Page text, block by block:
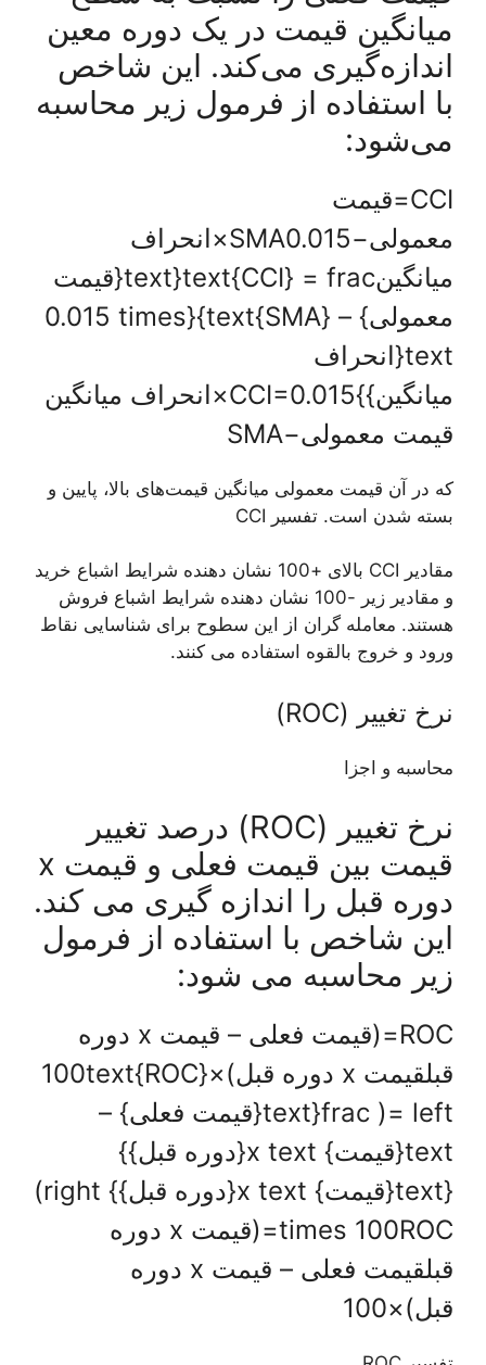
میانگین قیمت در یک دوره معین
اندازه‌گیری می‌کند. این شاخص
با استفاده از فرمول زیر محاسبه
می‌شود:
CCI=قیمت
معمولی−SMA0.015×انحراف
میانگینtext{CCI} = frac{text{قیمت
معمولی} – text{SMA}}{0.015 times
text{انحراف
میانگین}}CCI=0.015×انحراف میانگین
قیمت معمولی−SMA​
که در آن قیمت معمولی میانگین قیمت‌های بالا، پایین و
بسته شدن است. تفسیر CCI
مقادیر CCI بالای +100 نشان دهنده شرایط اشباع خرید
و مقادیر زیر -100 نشان دهنده شرایط اشباع فروش
هستند. معامله گران از این سطوح برای شناسایی نقاط
ورود و خروج بالقوه استفاده می کنند.
نرخ تغییر (ROC)
محاسبه و اجزا
نرخ تغییر (ROC) درصد تغییر
قیمت بین قیمت فعلی و قیمت x
دوره قبل را اندازه گیری می کند.
این شاخص با استفاده از فرمول
زیر محاسبه می شود:
ROC=(قیمت فعلی – قیمت x دوره
قبلقیمت x دوره قبل)×100text{ROC}
= left( frac{text{قیمت فعلی} –
text{قیمت} x text{دوره قبل}}
{text{قیمت} x text{دوره قبل}} right)
times 100ROC=(قیمت x دوره
قبلقیمت فعلی – قیمت x دوره
قبل)×100